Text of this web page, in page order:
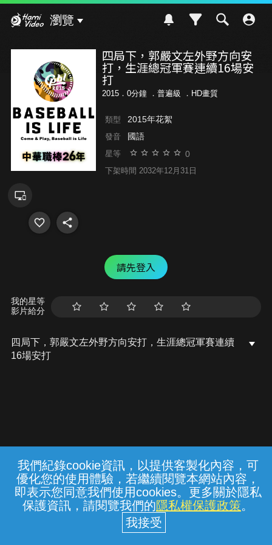
我們紀錄cookie資訊，以提供客製化內容，可
優化您的使用體驗，若繼續閱覽本網站內容，
即表示您同意我們使用cookies。更多關於隱私
保護資訊，請閱覽我們的隱私權保護政策。
瀏覽
四局下，郭嚴文左外野方向安
打，生涯總冠軍賽連續16場安
打
2015．0分鐘 ． 普遍級 ．HD畫質
類型 2015年花絮
發音 國語
星等 0
下架時間 2032年12月31日
請先登入
我的星等
影片給分
四局下，郭嚴文左外野方向安打，生涯總冠軍賽連續
16場安打
常見問題 線上客服 服務條款 隱私權保護
中華電信股份有限公司個人家庭分公司
(統一編號：96979949) © 2026
{{notifyMsg}}